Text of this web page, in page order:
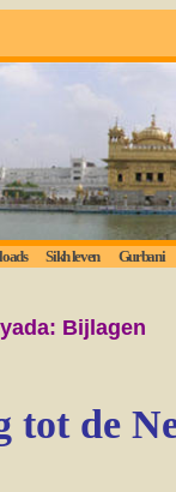
Sikh leven Gurbani
Bijlagen
de